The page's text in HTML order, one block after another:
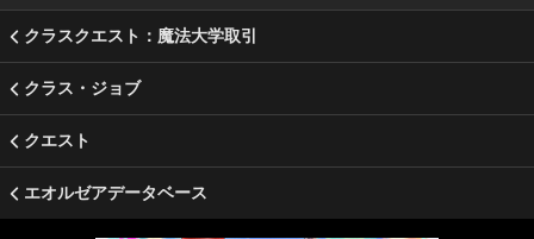
クラスクエスト：魔法大学取引
クラス・ジョブ
クエスト
エオルゼアデータベース